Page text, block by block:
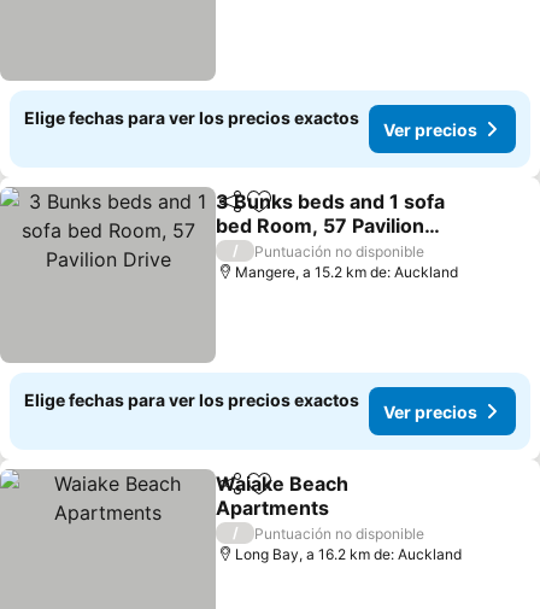
Elige fechas para ver los precios exactos
Ver precios
CompartirAgregar a favoritos
3 Bunks beds and 1 sofa
bed Room, 57 Pavilion
Drive
Ver precios
/
Puntuación no disponible
Mangere, a 15.2 km de: Auckland
Elige fechas para ver los precios exactos
Ver precios
CompartirAgregar a favoritos
Waiake Beach
Apartments
Ver precios
/
Puntuación no disponible
Long Bay, a 16.2 km de: Auckland